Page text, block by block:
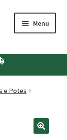
Menu
e Potes